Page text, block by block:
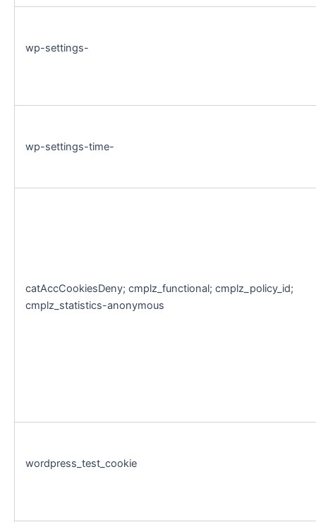
wp-settings-
wp-settings-time-
catAccCookiesDeny; cmplz_functional; cmplz_policy_id;
cmplz_statistics-anonymous
wordpress_test_cookie